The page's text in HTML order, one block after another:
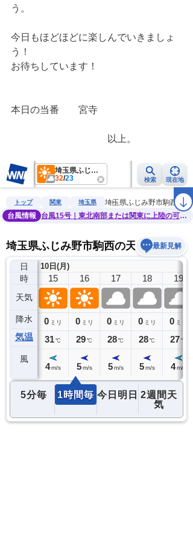
う。
今日もほどほどに楽しんでいきましょ
う！
お待ちしています！
本日の当番　　宮寺
以上。